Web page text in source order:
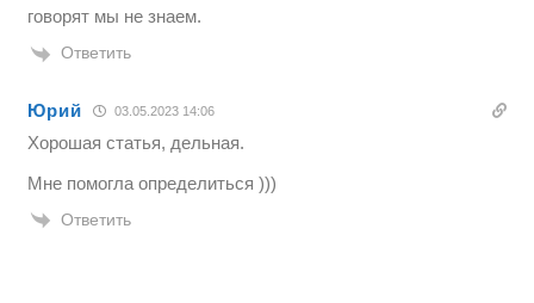
говорят мы не знаем.
Ответить
Юрий 03.05.2023 14:06
Хорошая статья, дельная.
Мне помогла определиться )))
Ответить